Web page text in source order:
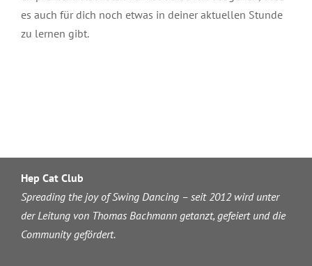
es auch für dich noch etwas in deiner aktuellen Stunde
zu lernen gibt.
Hep Cat Club
Spreading the joy of Swing Dancing – seit 2012 wird unter
der Leitung von Thomas Bachmann getanzt, gefeiert und die
Community gefördert.